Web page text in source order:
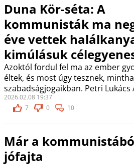
Duna Kör-séta: A
kommunisták ma
éve vettek
kimúlásuk
Azoktól fordul fel ma az ember
éltek, és most úgy tesznek,
szabadságjogaikban. Petri Lukács
2026.02.08 19:37
7
0 10
Már a
jófajta